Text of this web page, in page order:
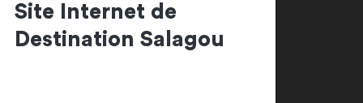
Site Internet de
Destination Salagou